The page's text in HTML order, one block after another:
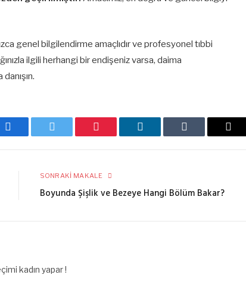
genel bilgilendirme amaçlıdır ve profesyonel tıbbi
ilgili herhangi bir endişeniz varsa, daima
Facebook Twitter Pinterest LinkedIn Tumblr
E-
SONRAKI MAKALE
Boyunda Şişlik ve Bezeye Hangi Bölüm Bakar?
kadın yapar !